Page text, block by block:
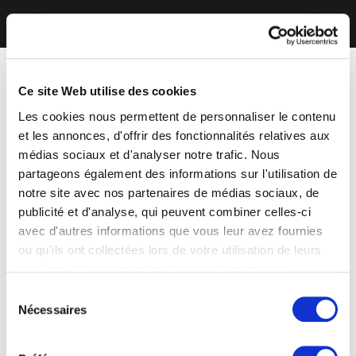
Ce site Web utilise des cookies
Les cookies nous permettent de personnaliser le contenu
et les annonces, d'offrir des fonctionnalités relatives aux
médias sociaux et d'analyser notre trafic. Nous
partageons également des informations sur l'utilisation de
notre site avec nos partenaires de médias sociaux, de
publicité et d'analyse, qui peuvent combiner celles-ci
avec d'autres informations que vous leur avez fournies
ou qu'ils ont collectées lors de votre utilisation de leurs
Nécessaires